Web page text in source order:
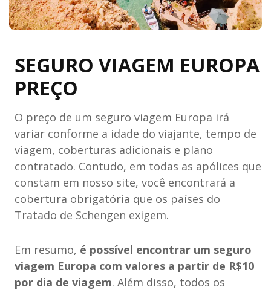
SEGURO VIAGEM EUROPA
PREÇO
O preço de um seguro viagem Europa irá
variar conforme a idade do viajante, tempo de
viagem, coberturas adicionais e plano
contratado. Contudo, em todas as apólices que
constam em nosso site, você encontrará a
cobertura obrigatória que os países do
Tratado de Schengen exigem.
Em resumo, é possível encontrar um seguro
viagem Europa com valores a partir de R$10
por dia de viagem. Além disso, todos os